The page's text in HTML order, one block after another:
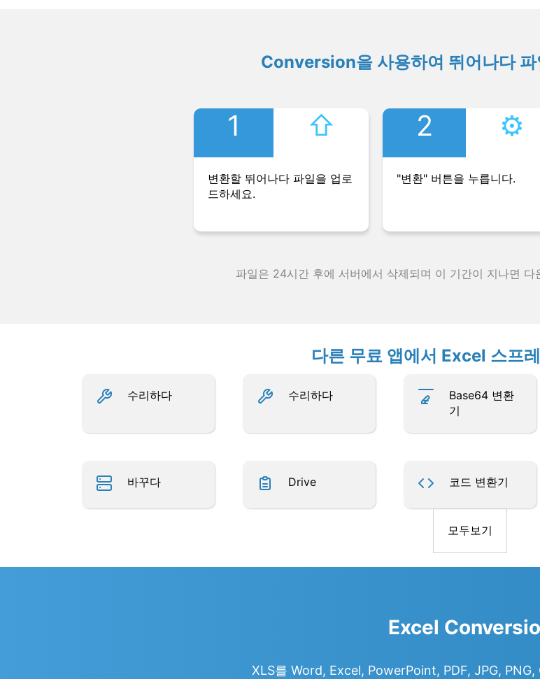
Conversion을 사용하여 뛰어나다 파
1 ⇧︎
변환할 뛰어나다 파일을 업로
드하세요.
2 ⚙︎
"변환" 버튼을 누릅니다.
파일은 24시간 후에 서버에서 삭제되며 이 기간이 지나면
다른 무료 앱에서 Excel 스프
수리하다 수리하다
Base64 변환
기
바꾸다 Drive 코드 변환기
모두보기
Excel
XLS를 Word, Excel, PowerPoint, PDF, JPG,